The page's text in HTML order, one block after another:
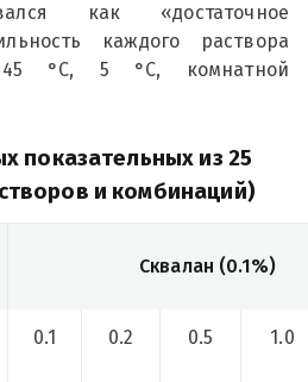
как «достаточное
каждого раствора
45 °C, 5 °C, комнатной
показательных из 25
и комбинаций)
Сквалан (0.1%)
0.1 0.2 0.5 1.0